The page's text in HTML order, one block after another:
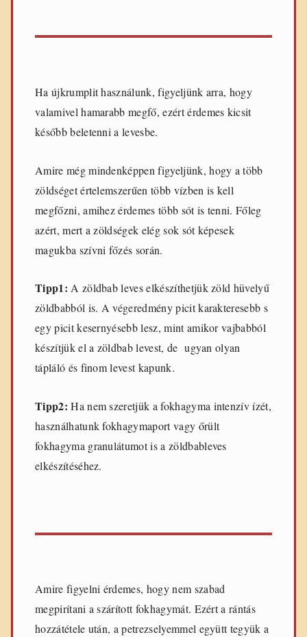
Ha újkrumplit használunk, figyeljünk arra, hogy
valamivel hamarabb megfő, ezért érdemes kicsit
később beletenni a levesbe.
Amire még mindenképpen figyeljünk, hogy a több
zöldséget értelemszerűen több vízben is kell
megfőzni, amihez érdemes több sót is tenni. Főleg
azért, mert a zöldségek elég sok sót képesek
magukba szívni főzés során.
Tipp1: A zöldbab leves elkészíthetjük zöld hüvelyű
zöldbabból is. A végeredmény picit karakteresebb s
egy picit kesernyésebb lesz, mint amikor vajbabból
készítjük el a zöldbab levest, de ugyan olyan
tápláló és finom levest kapunk.
Tipp2: Ha nem szeretjük a fokhagyma intenzív ízét,
használhatunk fokhagymaport vagy őrült
fokhagyma granulátumot is a zöldbableves
elkészítéséhez.
Amire figyelni érdemes, hogy nem szabad
megpirítani a szárított fokhagymát. Ezért a rántás
hozzátétele után, a petrezselyemmel együtt tegyük a